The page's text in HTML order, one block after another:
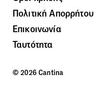
Πολιτική Απορρήτου
Επικοινωνία
Ταυτότητα
© 2026 Cantina